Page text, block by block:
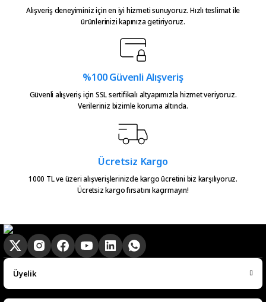
Alışveriş deneyiminiz için en iyi hizmeti sunuyoruz. Hızlı teslimat ile
ürünlerinizi kapınıza getiriyoruz.
%100 Güvenli Alışveriş
Güvenli alışveriş için SSL sertifikalı altyapımızla hizmet veriyoruz.
Verileriniz bizimle koruma altında.
Ücretsiz Kargo
1000 TL ve üzeri alışverişlerinizde kargo ücretini biz karşılıyoruz.
Ücretsiz kargo fırsatını kaçırmayın!
Üyelik